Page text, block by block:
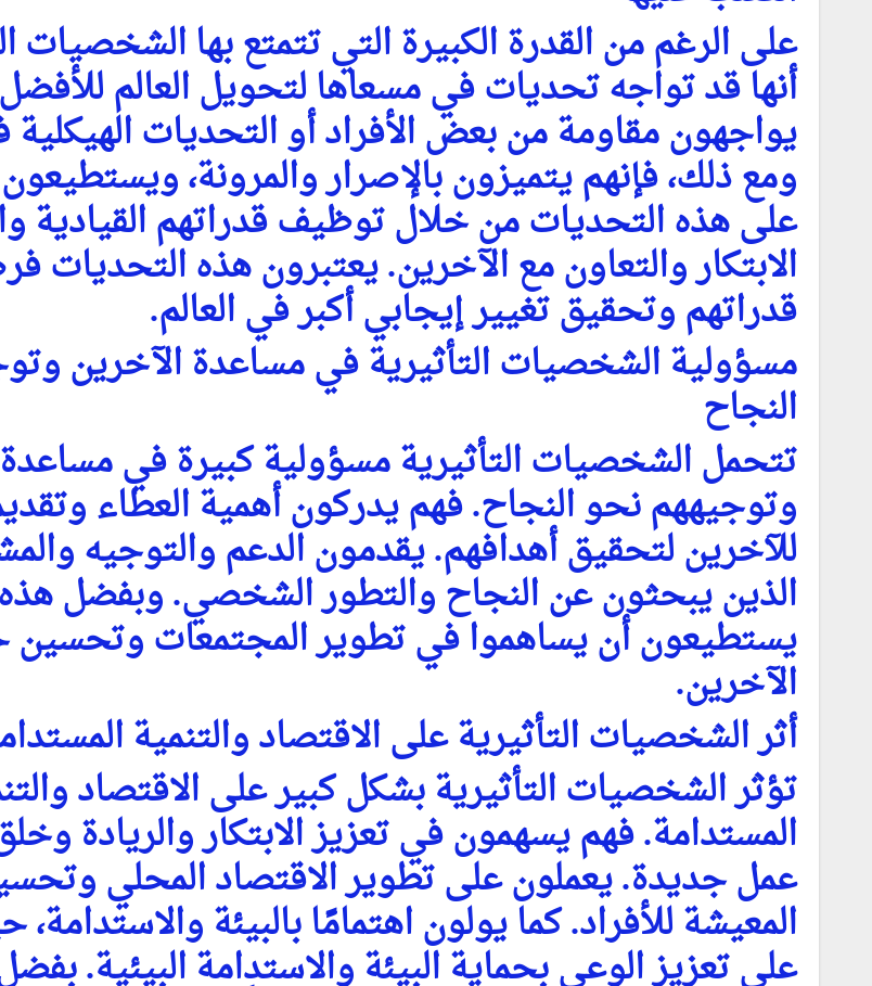
على الرغم من القدرة الكبيرة التي تتمتع بها الشخصيات
أنها قد تواجه تحديات في مسعاها لتحويل العالم
يواجهون مقاومة من بعض الأفراد أو التحديات
ومع ذلك، فإنهم يتميزون بالإصرار والمرونة،
على هذه التحديات من خلال توظيف قدراتهم القيادية
الابتكار والتعاون مع الآخرين. يعتبرون هذه التحديات
قدراتهم وتحقيق تغيير إيجابي أكبر في العالم.
مسؤولية الشخصيات التأثيرية في مساعدة الآخرين
النجاح
تتحمل الشخصيات التأثيرية مسؤولية كبيرة في
وتوجيههم نحو النجاح. فهم يدركون أهمية العطاء
للآخرين لتحقيق أهدافهم. يقدمون الدعم والتوجيه
الذين يبحثون عن النجاح والتطور الشخصي. وبفضل هذه
يستطيعون أن يساهموا في تطوير المجتمعات وتحسين
الآخرين.
أثر الشخصيات التأثيرية على الاقتصاد والتنمية
تؤثر الشخصيات التأثيرية بشكل كبير على الاقتصاد
المستدامة. فهم يسهمون في تعزيز الابتكار والريادة
عمل جديدة. يعملون على تطوير الاقتصاد المحلي
المعيشة للأفراد. كما يولون اهتمامًا بالبيئة
على تعزيز الوعي بحماية البيئة والاستدامة البيئية.